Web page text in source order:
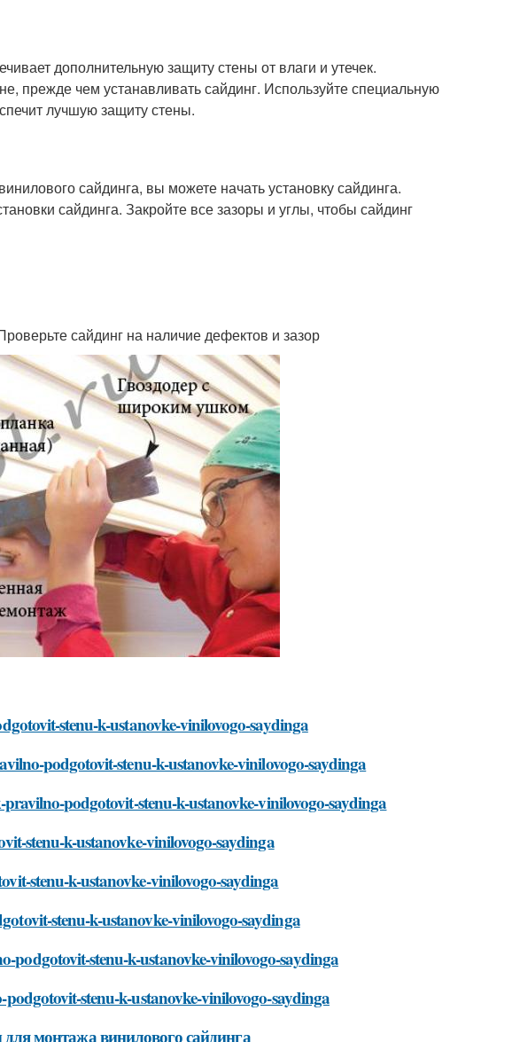
дополнительную защиту стены от влаги и утечек.
прежде чем устанавливать сайдинг. Используйте специальную
лучшую защиту стены.
винилового сайдинга, вы можете начать установку сайдинга.
сайдинга. Закройте все зазоры и углы, чтобы сайдинг
сайдинг на наличие дефектов и зазор
stenu-k-ustanovke-vinilovogo-saydinga
podgotovit-stenu-k-ustanovke-vinilovogo-saydinga
podgotovit-stenu-k-ustanovke-vinilovogo-saydinga
stenu-k-ustanovke-vinilovogo-saydinga
stenu-k-ustanovke-vinilovogo-saydinga
stenu-k-ustanovke-vinilovogo-saydinga
podgotovit-stenu-k-ustanovke-vinilovogo-saydinga
stenu-k-ustanovke-vinilovogo-saydinga
монтажа винилового сайдинга